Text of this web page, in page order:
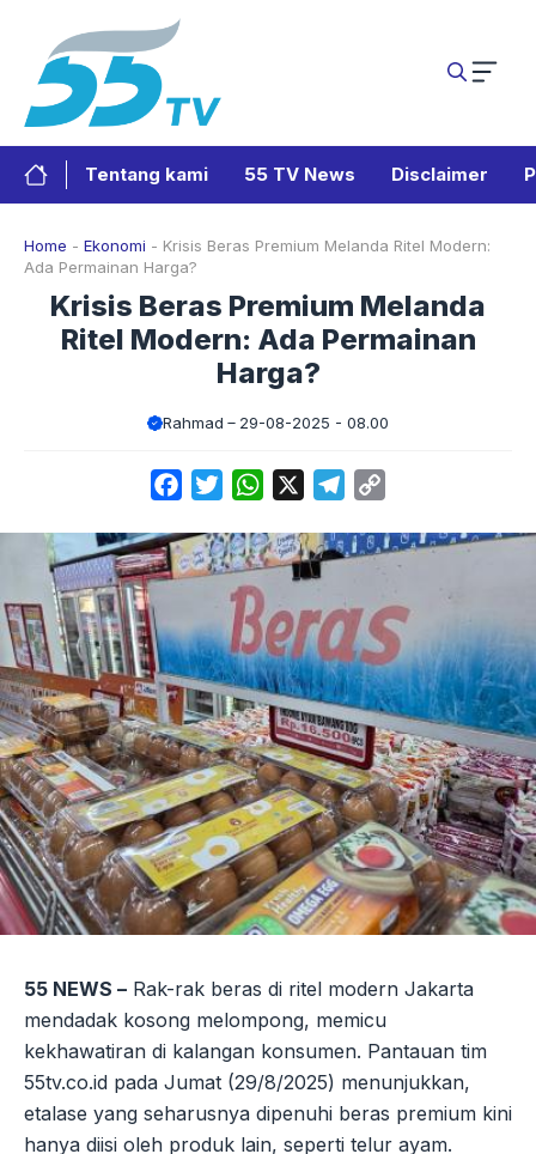
Tentang kami 55 TV News Disclaimer
Home - Ekonomi - Krisis Beras Premium Melanda Ritel Modern:
Ada Permainan Harga?
Krisis Beras Premium Melanda
Ritel Modern: Ada Permainan
Harga?
Rahmad 29-08-2025 - 08.00
FacebookTwitterWhatsApp Telegram
55 NEWS – Rak-rak beras di ritel modern Jakarta
mendadak kosong melompong, memicu
kekhawatiran di kalangan konsumen. Pantauan tim
55tv.co.id pada Jumat (29/8/2025) menunjukkan,
etalase yang seharusnya dipenuhi beras premium kini
hanya diisi oleh produk lain, seperti telur ayam.